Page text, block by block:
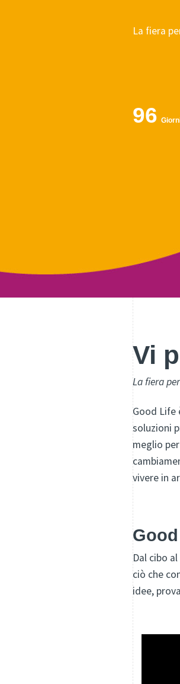
La fiera
96
Vi
La fiera
Good Life
soluzioni
meglio
vivere in
Dal cibo
ciò che
idee,